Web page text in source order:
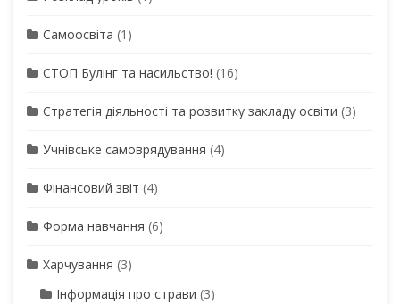
Самоосвіта (1)
СТОП Булінг та насильство! (16)
Стратегія діяльності та розвитку закладу освіти (3)
Учнівське самоврядування (4)
Фінансовий звіт (4)
Форма навчання (6)
Харчування (3)
Інформація про страви (3)